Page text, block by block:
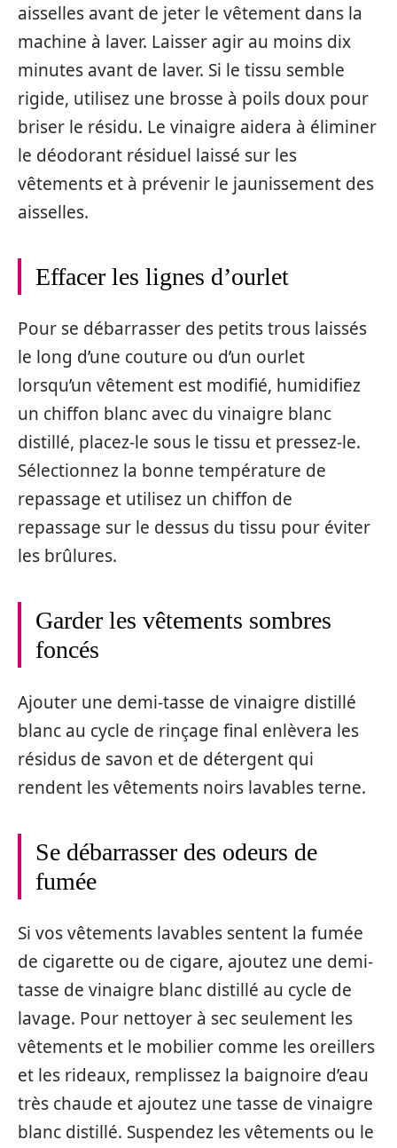
aisselles avant de jeter le vêtement dans la
machine à laver. Laisser agir au moins dix
minutes avant de laver. Si le tissu semble
rigide, utilisez une brosse à poils doux pour
briser le résidu. Le vinaigre aidera à éliminer
le déodorant résiduel laissé sur les
vêtements et à prévenir le jaunissement des
aisselles.
Effacer les lignes d’ourlet
Pour se débarrasser des petits trous laissés
le long d’une couture ou d’un ourlet
lorsqu’un vêtement est modifié, humidifiez
un chiffon blanc avec du vinaigre blanc
distillé, placez-le sous le tissu et pressez-le.
Sélectionnez la bonne température de
repassage et utilisez un chiffon de
repassage sur le dessus du tissu pour éviter
les brûlures.
Garder les vêtements sombres
foncés
Ajouter une demi-tasse de vinaigre distillé
blanc au cycle de rinçage final enlèvera les
résidus de savon et de détergent qui
rendent les vêtements noirs lavables terne.
Se débarrasser des odeurs de
fumée
Si vos vêtements lavables sentent la fumée
de cigarette ou de cigare, ajoutez une demi-
tasse de vinaigre blanc distillé au cycle de
lavage. Pour nettoyer à sec seulement les
vêtements et le mobilier comme les oreillers
et les rideaux, remplissez la baignoire d’eau
très chaude et ajoutez une tasse de vinaigre
blanc distillé. Suspendez les vêtements ou le